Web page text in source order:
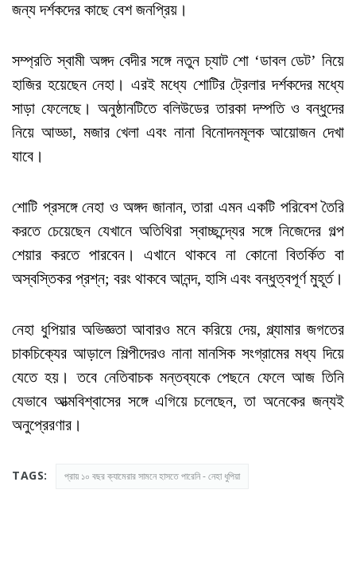
জন্য দর্শকদের কাছে বেশ জনপ্রিয়।
সম্প্রতি স্বামী অঙ্গদ বেদীর সঙ্গে নতুন চ্যাট শো ‘ডাবল ডেট’ নিয়ে
হাজির হয়েছেন নেহা। এরই মধ্যে শোটির ট্রেলার দর্শকদের মধ্যে
সাড়া ফেলেছে। অনুষ্ঠানটিতে বলিউডের তারকা দম্পতি ও বন্ধুদের
নিয়ে আড্ডা, মজার খেলা এবং নানা বিনোদনমূলক আয়োজন দেখা
যাবে।
শোটি প্রসঙ্গে নেহা ও অঙ্গদ জানান, তারা এমন একটি পরিবেশ তৈরি
করতে চেয়েছেন যেখানে অতিথিরা স্বাচ্ছন্দ্যের সঙ্গে নিজেদের গল্প
শেয়ার করতে পারবেন। এখানে থাকবে না কোনো বিতর্কিত বা
অস্বস্তিকর প্রশ্ন; বরং থাকবে আনন্দ, হাসি এবং বন্ধুত্বপূর্ণ মুহূর্ত।
নেহা ধুপিয়ার অভিজ্ঞতা আবারও মনে করিয়ে দেয়, গ্ল্যামার জগতের
চাকচিক্যের আড়ালে শিল্পীদেরও নানা মানসিক সংগ্রামের মধ্য দিয়ে
যেতে হয়। তবে নেতিবাচক মন্তব্যকে পেছনে ফেলে আজ তিনি
যেভাবে আত্মবিশ্বাসের সঙ্গে এগিয়ে চলেছেন, তা অনেকের জন্যই
অনুপ্রেরণার।
TAGS: প্রায় ১০ বছর ক্যামেরার সামনে হাসতে পারেনি - নেহা ধুপিয়া